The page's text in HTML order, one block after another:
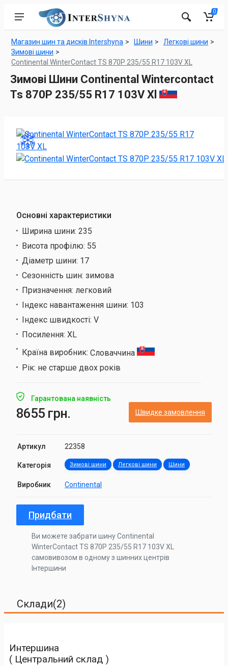
0
Магазин шин та дисків Intershyna Шини
Легкові шини
Зимові шини
Continental WinterContact TS 870P 235/55 R17 103V XL
Зимові Шини Continental Wintercontact
Ts 870P 235/55 R17 103V Xl
Основні характеристики
Ширина шини: 235
Висота профілю: 55
Діаметр шини: 17
Сезонність шин: зимова
Призначення: легковий
Індекс навантаження шини: 103
Індекс швидкості: V
Посилення: XL
Країна виробник: Словаччина
Рік: не старше двох років
Гарантована наявність
8655 грн. Швидке замовлення
Артикул 22358
Категорія Зимові шини Легкові шини Шини
Виробник Continental
Придбати
Ви можете забрати шину Continental
WinterContact TS 870P 235/55 R17 103V XL
самовивозом в одному з шинних центрів
Інтершини
Склади(2)
Интершина
( Центральний склад )